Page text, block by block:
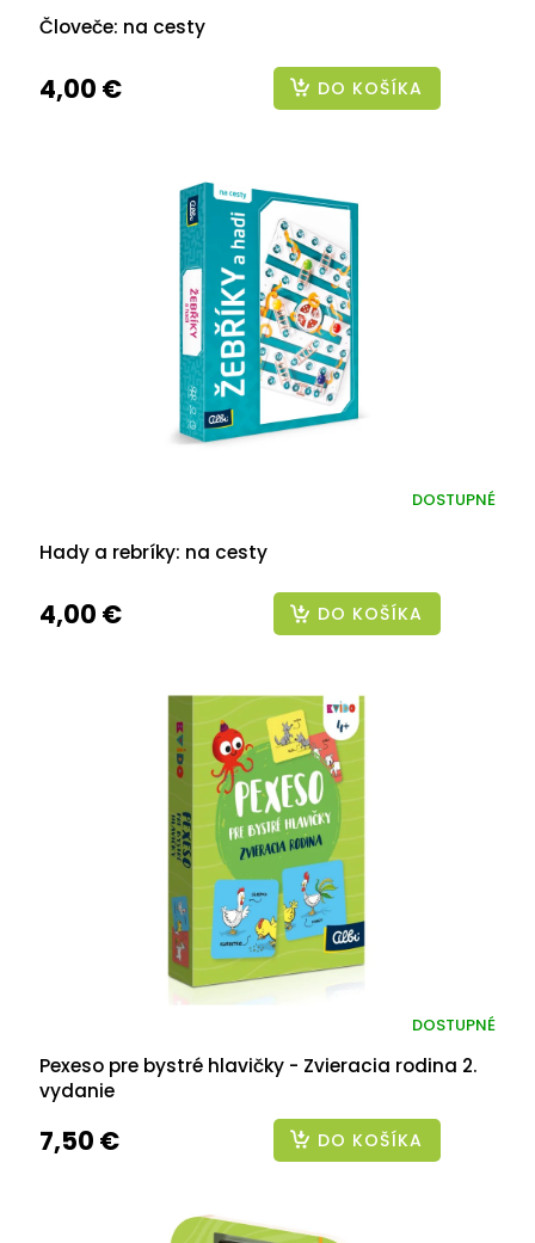
Človeče: na cesty
4,00 € DO KOŠÍKA
Hady a rebríky: na cesty
DOSTUPNÉ
4,00 € DO KOŠÍKA
Pexeso pre bystré hlavičky - Zvieracia rodina 2.
vydanie
DOSTUPNÉ
7,50 € DO KOŠÍKA